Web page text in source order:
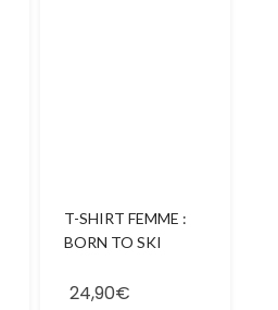
T-SHIRT FEMME :
BORN TO SKI
24,90€